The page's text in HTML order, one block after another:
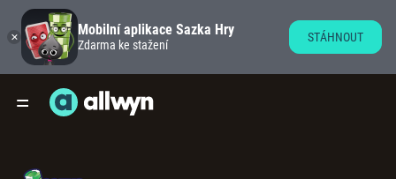
Mobilní aplikace Sazka Hry
Zdarma ke stažení
STÁHNOUT